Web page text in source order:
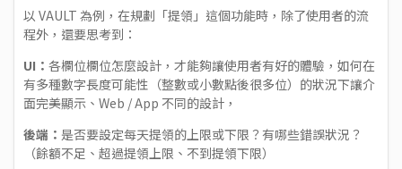
以 VAULT 為例，在規劃「提領」這個功能時，除了使用者的流
程外，還要思考到：
UI： 各欄位欄位怎麼設計，才能夠讓使用者有好的體驗，如何在
有多種數字長度可能性（整數或小數點後很多位）的狀況下讓介
面完美顯示、Web / App 不同的設計，
後端： 是否要設定每天提領的上限或下限？有哪些錯誤狀況？
（餘額不足、超過提領上限、不到提領下限）